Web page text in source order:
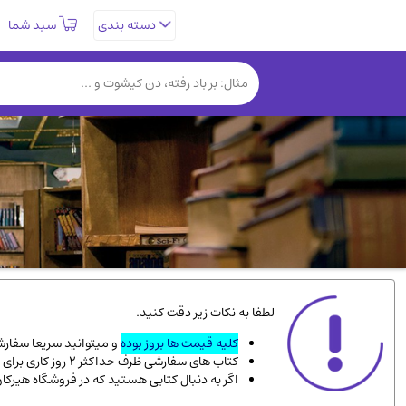
دسته بندی سبد شما
کتب نادر و کمیاب(19)
فلسفه و جامعه شناسی(151)
دانشگاهی و آموزشی(534)
ورزشی و تربیت بدنی
سیاسی(116)
کتاب های مصور رنگی و گلاسه(23)
دایره المعارف و فرهنگ
سینما و فیلم
زندگینامه شهدا
لطفا به نکات زیر دقت کنید.
کلیه قیمت ها بروز بودهو میتوانید سریعا
کتاب های سفارشی ظرف حداکثر 2 روز کاری برای پست پیشتاز، و 3 روز کاری برای پست سفارشی، به دست شما میرسد.
اگر به دنبال کتابی هستید که در فروشگاه